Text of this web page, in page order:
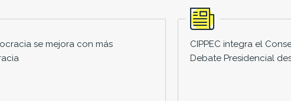
se mejora con más
CIPPEC integra el
Debate Presidencial